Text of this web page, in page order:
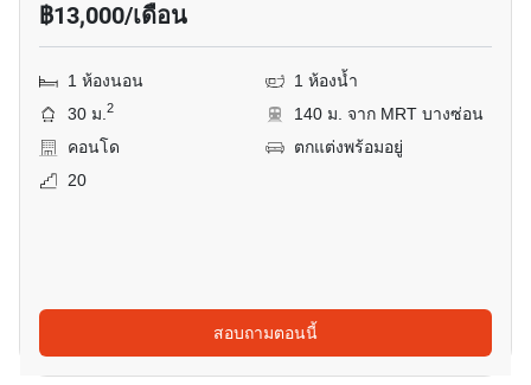
฿13,000/เดือน
1 ห้องนอน
1 ห้องน้ำ
30 ม.2
140 ม. จาก MRT บางซ่อน
คอนโด
ตกแต่งพร้อมอยู่
20
สอบถามตอนนี้
14